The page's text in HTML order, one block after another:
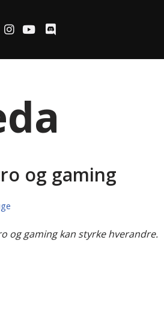
og gaming
og gaming kan styrke hverandre.